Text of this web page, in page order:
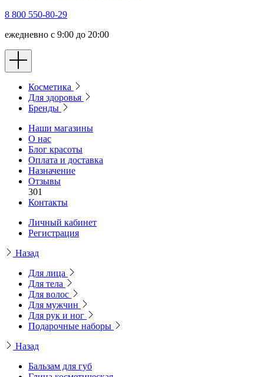
8 800 550-80-29
ежедневно с 9:00 до 20:00
Косметика
Для здоровья
Бренды
Наши магазины
О нас
Блог красоты
Оплата и доставка
Назначение
Отзывы
301
Контакты
Личный кабинет
Регистрация
Назад
Для лица
Для тела
Для волос
Для мужчин
Для рук и ног
Подарочные наборы
Назад
Бальзам для губ